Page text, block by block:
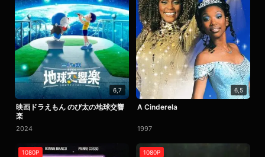
6,7
映画ドラえもん のび太の地球交響
楽
2024
6,5
A Cinderela
1997
1080P 1080P